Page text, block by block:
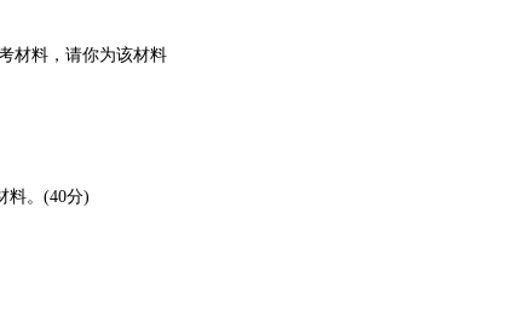
材料，请你为该材料
料。(40分)